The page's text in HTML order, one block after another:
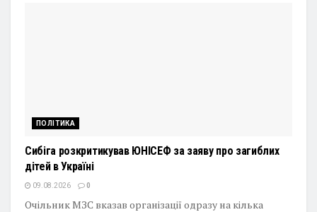
ПОЛІТИКА
Сибіга розкритикував ЮНІСЕФ за заяву про загиблих
дітей в Україні
09.08.2026 0
Очільник МЗС вказав організації одразу на кілька